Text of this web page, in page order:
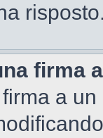
firma
a